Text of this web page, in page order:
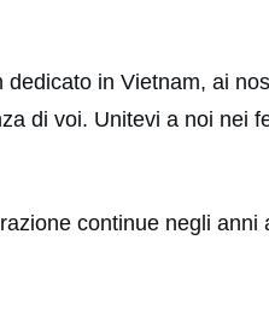
in Vietnam, ai
di voi. Unitevi a noi nei
continue negli anni